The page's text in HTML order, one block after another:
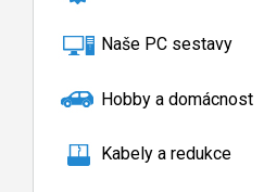
Naše PC sestavy
Hobby a domácnost
Kabely a redukce